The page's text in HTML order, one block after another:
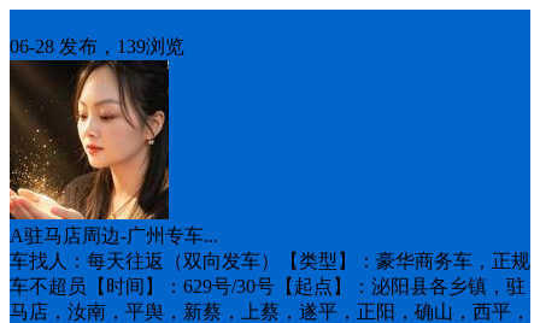
06-28 发布，139浏览
A驻马店周边-广州专车...
车找人：每天往返（双向发车）【类型】：豪华商务车，正规
车不超员【时间】：6️29号/30号【起点】：泌阳县各乡镇，驻
马店，汝南，平舆，新蔡，上蔡，遂平，正阳，确山，西平，